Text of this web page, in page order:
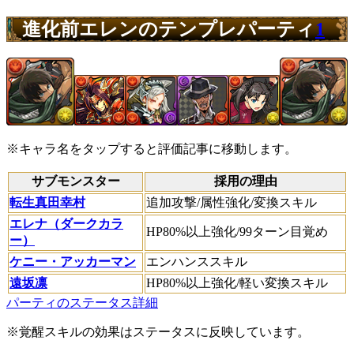
進化前エレンのテンプレパーティ1
※キャラ名をタップすると評価記事に移動します。
サブモンスター
採用の理由
転生真田幸村
追加攻撃/属性強化/変換スキル
エレナ（ダークカラ
ー）
HP80%以上強化/99ターン目覚め
ケニー・アッカーマン
エンハンススキル
遠坂凛
HP80%以上強化/軽い変換スキル
パーティのステータス詳細
※覚醒スキルの効果はステータスに反映しています。